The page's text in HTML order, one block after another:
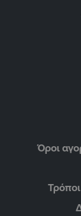
Όροι